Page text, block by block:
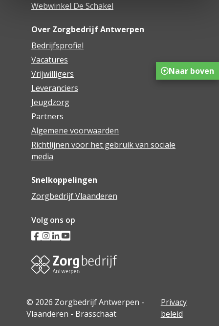
Webwinkel De Schakel
Over Zorgbedrijf Antwerpen
Bedrijfsprofiel
Vacatures
Vrijwilligers
Leveranciers
Jeugdzorg
Partners
Algemene voorwaarden
Richtlijnen voor het gebruik van sociale
media
Snelkoppelingen
Zorgbedrijf Vlaanderen
Volg ons op
© 2026 Zorgbedrijf Antwerpen -
Vlaanderen - Brasschaat
Privacy
beleid
Naar boven